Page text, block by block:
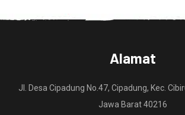
Alamat
Jl. Desa Cipadung No.47, Cipadung, Kec.
Jawa Barat 40216